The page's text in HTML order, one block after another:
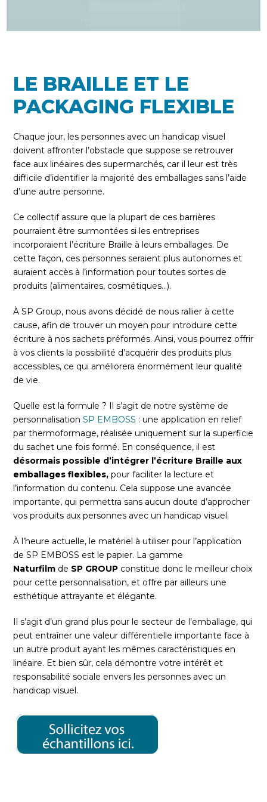
LE BRAILLE ET LE
PACKAGING FLEXIBLE
Chaque jour, les personnes avec un handicap visuel
doivent affronter l’obstacle que suppose se retrouver
face aux linéaires des supermarchés, car il leur est très
difficile d’identifier la majorité des emballages sans l’aide
d’une autre personne.
Ce collectif assure que la plupart de ces barrières
pourraient être surmontées si les entreprises
incorporaient l’écriture Braille à leurs emballages. De
cette façon, ces personnes seraient plus autonomes et
auraient accès à l’information pour toutes sortes de
produits (alimentaires, cosmétiques…).
À SP Group, nous avons décidé de nous rallier à cette
cause, afin de trouver un moyen pour introduire cette
écriture à nos sachets préformés. Ainsi, vous pourrez offrir
à vos clients la possibilité d’acquérir des produits plus
accessibles, ce qui améliorera énormément leur qualité
de vie.
Quelle est la formule ? Il s’agit de notre système de
personnalisationSP EMBOSS : une application en relief
par thermoformage, réalisée uniquement sur la superficie
du sachet une fois formé. En conséquence, il est
désormais possible d’intégrer l’écriture Braille aux
emballages flexibles,pour faciliter la lecture et
l’information du contenu. Cela suppose une avancée
importante, qui permettra sans aucun doute d’approcher
vos produits aux personnes avec un handicap visuel.
À l’heure actuelle, le matériel à utiliser pour l’application
de SP EMBOSS est le papier. La gamme
Naturfilm de SP GROUP constitue donc le meilleur choix
pour cette personnalisation, et offre par ailleurs une
esthétique attrayante et élégante.
Il s’agit d’un grand plus pour le secteur de l’emballage, qui
peut entraîner une valeur différentielle importante face à
un autre produit ayant les mêmes caractéristiques en
linéaire. Et bien sûr, cela démontre votre intérêt et
responsabilité sociale envers les personnes avec un
handicap visuel.